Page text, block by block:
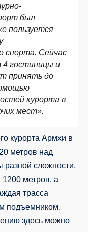
был
пользуется
спорта. Сейчас
гостиницы и
принять до
курорта в
мест».
курорта Армхи в
метров над
разной сложности.
метров, а
трасса
подъемником.
здесь можно